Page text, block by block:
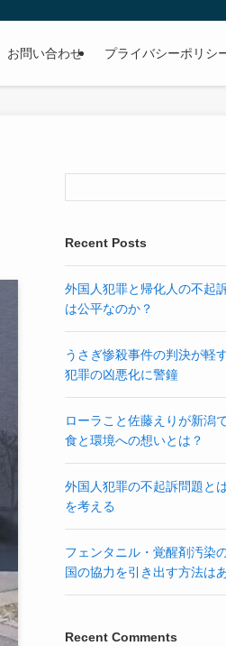
お問い合わせ プライバシーポリシ
Recent Posts
外国人犯罪と帰化人の不起
は公平なのか？
うさぎ惨殺事件の判決が軽
犯罪の凶悪化に警鐘
ローラこと佐藤えりが新潟
食と環境への想いとは？
外国人犯罪の不起訴問題と
を考える
フェンタニル・覚醒剤汚
国の協力を引き出す方法は
Recent Comments